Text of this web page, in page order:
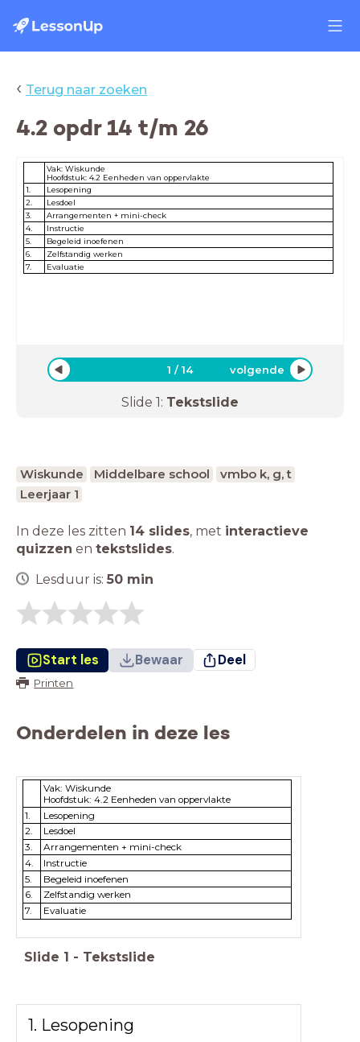
‹ Terug naar zoeken
4.2 opdr 14 t/m 26
Vak: Wiskunde
Hoofdstuk: 4.2 Eenheden van oppervlakte
1.
Lesopening
2.
Lesdoel
3.
Arrangementen + mini-check
4.
Instructie
5.
Begeleid inoefenen
6.
Zelfstandig werken
7.
Evaluatie
1 /14 volgende
Slide 1: Tekstslide
Wiskunde Middelbare school
vmbo k, g, t
Leerjaar 1
In deze les zitten 14 slides, met interactieve
quizzen en tekstslides.
Lesduur is: 50 min
Start les Bewaar Deel
Printen
Onderdelen in deze les
Vak: Wiskunde
Hoofdstuk: 4.2 Eenheden van oppervlakte
1.
Lesopening
2.
Lesdoel
3.
Arrangementen + mini-check
4.
Instructie
5.
Begeleid inoefenen
6.
Zelfstandig werken
7.
Evaluatie
Slide 1 - Tekstslide
1. Lesopening